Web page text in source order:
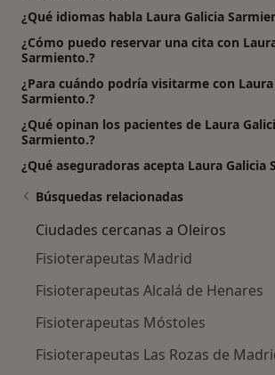
¿Qué idiomas habla Laura Galicia
¿Cómo puedo reservar una cita con
Sarmiento.?
¿Para cuándo podría visitarme con Laura
Sarmiento.?
¿Qué opinan los pacientes de Laura
Sarmiento.?
¿Qué aseguradoras acepta Laura Galicia
Búsquedas relacionadas
Ciudades cercanas a Oleiros
Fisioterapeutas Madrid
Fisioterapeutas Alcalá de Henares
Fisioterapeutas Móstoles
Fisioterapeutas Las Rozas de